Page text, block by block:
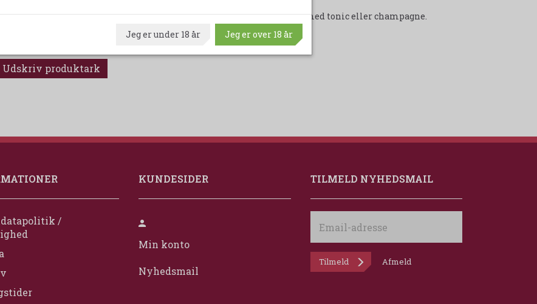
Golden Apricot kan med sine 17,5% nydes over is eller mixes med tonic eller champagne.
1 flaske indeholder 70 cl. 17,5 %
Udskriv produktark
/
KUNDESIDER
Min konto
Nyhedsmail
TILMELD NYHEDSMAIL
adresse
Tilmeld Afmeld
Jeg er under 18 år Jeg er over 18 år